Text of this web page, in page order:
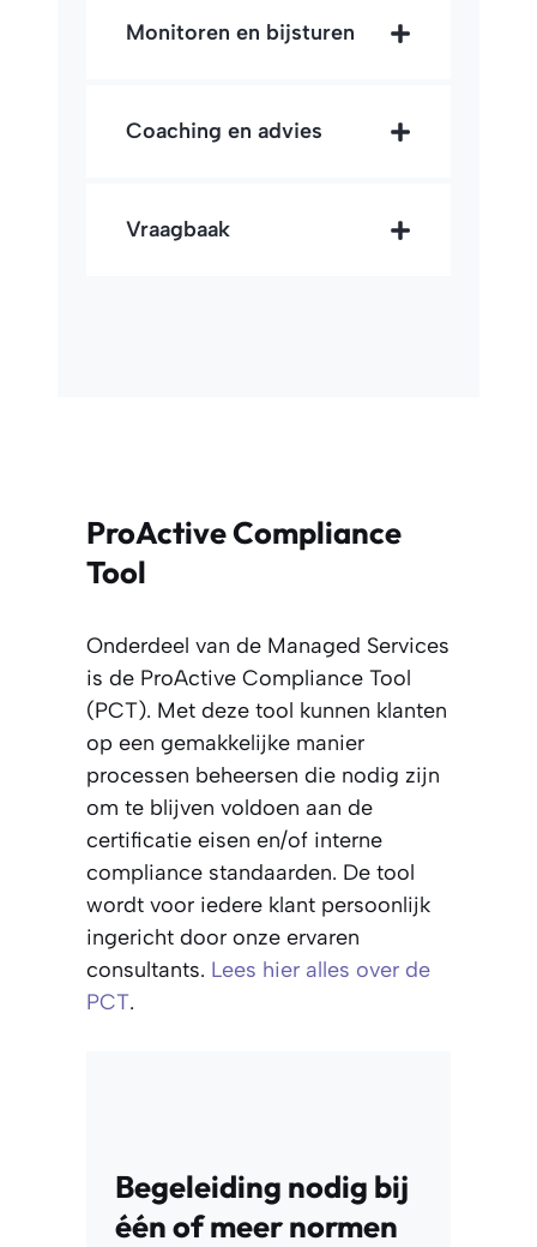
Monitoren en bijsturen
Coaching en advies
Vraagbaak
ProActive Compliance
Tool
Onderdeel van de Managed Services
is de ProActive Compliance Tool
(PCT). Met deze tool kunnen klanten
op een gemakkelijke manier
processen beheersen die nodig zijn
om te blijven voldoen aan de
certificatie eisen en/of interne
compliance standaarden. De tool
wordt voor iedere klant persoonlijk
ingericht door onze ervaren
consultants. Lees hier alles over de
PCT.
Begeleiding nodig bij
één of meer normen